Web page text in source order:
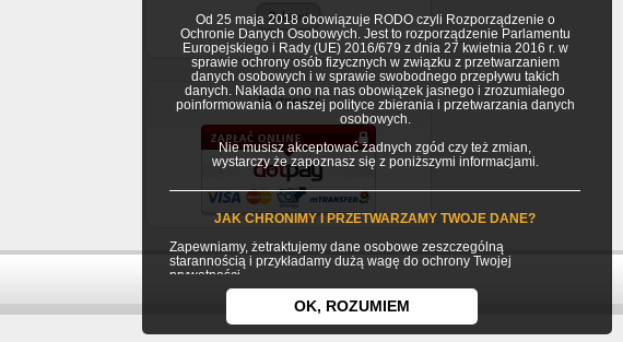
Od 25 maja 2018 obowiązuje RODO czyli Rozporządzenie o
Ochronie Danych Osobowych. Jest to rozporządzenie Parlamentu
Europejskiego i Rady (UE) 2016/679 z dnia 27 kwietnia 2016 r. w
sprawie ochrony osób fizycznych w związku z przetwarzaniem
danych osobowych i w sprawie swobodnego przepływu takich
danych. Nakłada ono na nas obowiązek jasnego i zrozumiałego
poinformowania o naszej polityce zbierania i przetwarzania danych
osobowych.
Nie musisz akceptować żadnych zgód czy też zmian,
wystarczy że zapoznasz się z poniższymi informacjami.
JAK CHRONIMY I PRZETWARZAMY TWOJE DANE?
Zapewniamy, żetraktujemy dane osobowe zeszczególną
starannością i przykładamy dużą wagę do ochrony Twojej
prywatności.
Twoje dane osobowe gromadzimy i przetwarzamy jako
Usługodawca (AdvancedNet Adam Milczarek) będący
jednocześnie Administratorem danych osobowych.
OK, ROZUMIEM
Partnerzy